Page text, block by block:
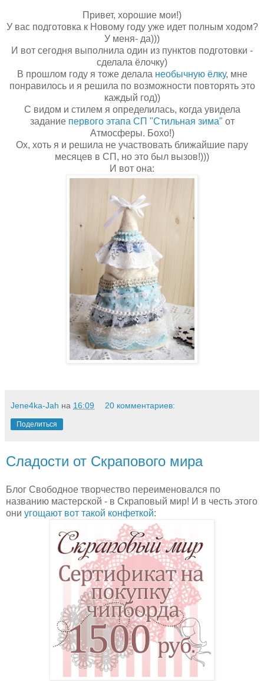
Привет, хорошие мои!)
У вас подготовка к Новому году уже идет полным ходом?
У меня- да)))
И вот сегодня выполнила один из пунктов подготовки -
сделала ёлочку)
В прошлом году я тоже делала необычную ёлку, мне
понравилось и я решила по возможности повторять это
каждый год))
С видом и стилем я определилась, когда увидела
задание первого этапа СП "Стильная зима" от
Атмосферы. Бохо!)
Ох, хоть я и решила не участвовать ближайшие пару
месяцев в СП, но это был вызов!)))
И вот она:
Jene4ka-Jah на 16:09 20 комментариев:
Поделиться
Сладости от Скрапового мира
Блог Свободное творчество переименовался по
названию мастерской - в Скраповый мир! И в честь этого
они угощают вот такой конфеткой: